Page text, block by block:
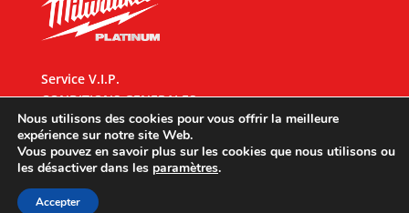
Service V.I.P.
CONDITIONS GENERALES
Nous utilisons des cookies pour vous offrir la meilleure
expérience sur notre site Web.
Vous pouvez en savoir plus sur les cookies que nous utilisons ou
les désactiver dans les paramètres.
Accepter